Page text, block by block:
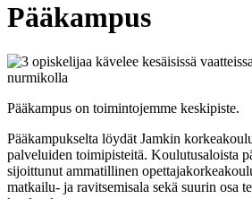
Pääkampus
Pääkampus on toimintojemme keskipiste.
Pääkampukselta löydät Jamkin
palveluiden toimipisteitä. Koulutusaloista
sijoittunut ammatillinen
matkailu- ja ravitsemisala sekä suurin osa